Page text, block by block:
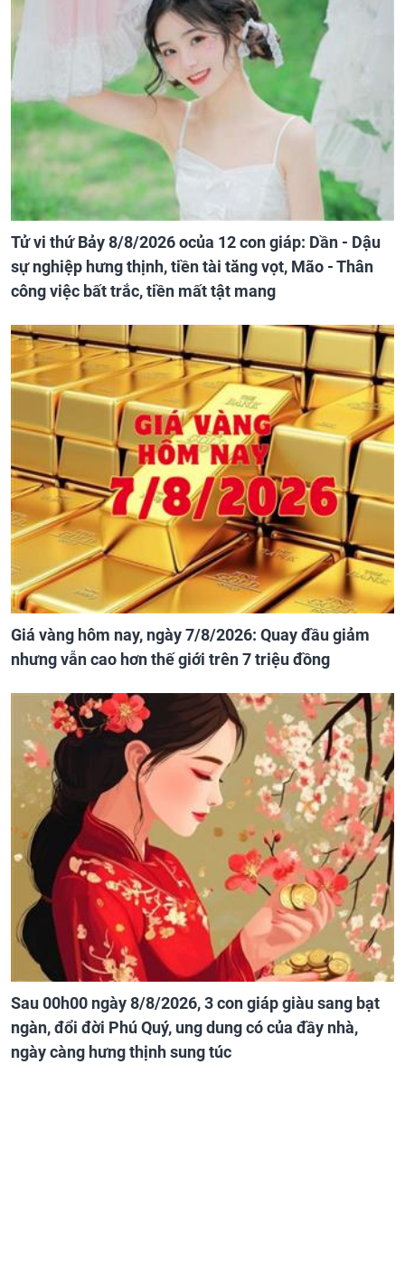
Tử vi thứ Bảy 8/8/2026 ocủa 12 con giáp: Dần - Dậu
sự nghiệp hưng thịnh, tiền tài tăng vọt, Mão - Thân
công việc bất trắc, tiền mất tật mang
Giá vàng hôm nay, ngày 7/8/2026: Quay đầu giảm
nhưng vẫn cao hơn thế giới trên 7 triệu đồng
Sau 00h00 ngày 8/8/2026, 3 con giáp giàu sang bạt
ngàn, đổi đời Phú Quý, ung dung có của đầy nhà,
ngày càng hưng thịnh sung túc